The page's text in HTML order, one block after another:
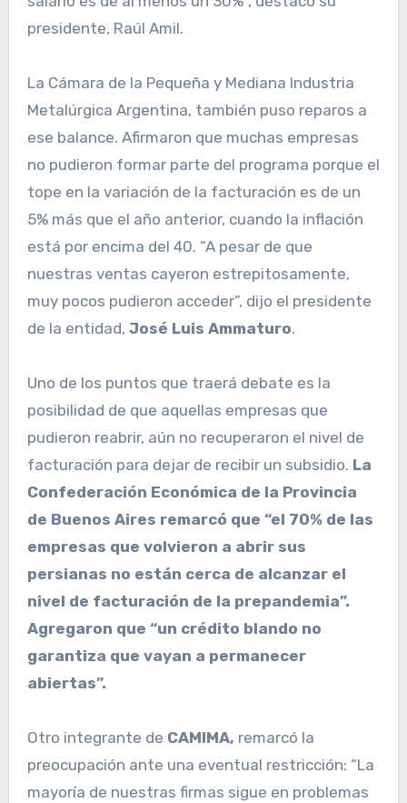
presidente, Raúl Amil.
La Cámara de la Pequeña y Mediana Industria
Metalúrgica Argentina, también puso reparos a
ese balance. Afirmaron que muchas empresas
no pudieron formar parte del programa porque el
tope en la variación de la facturación es de un
5% más que el año anterior, cuando la inflación
está por encima del 40. “A pesar de que
nuestras ventas cayeron estrepitosamente,
muy pocos pudieron acceder”, dijo el presidente
de la entidad, José Luis Ammaturo.
Uno de los puntos que traerá debate es la
posibilidad de que aquellas empresas que
pudieron reabrir, aún no recuperaron el nivel de
facturación para dejar de recibir un subsidio. La
Confederación Económica de la Provincia
de Buenos Aires remarcó que “el 70% de las
empresas que volvieron a abrir sus
persianas no están cerca de alcanzar el
nivel de facturación de la prepandemia”.
Agregaron que “un crédito blando no
garantiza que vayan a permanecer
abiertas”.
Otro integrante de CAMIMA, remarcó la
preocupación ante una eventual restricción: “La
mayoría de nuestras firmas sigue en problemas